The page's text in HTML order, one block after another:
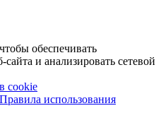
обеспечивать
и анализировать сетевой
cookie
Правила использования